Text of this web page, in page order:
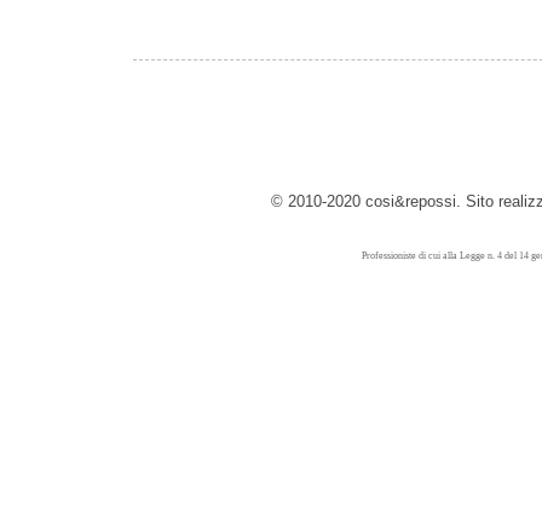
© 2010-2020 cosi&repossi. Sito
Professioniste di cui alla Legge n. 4 del 14